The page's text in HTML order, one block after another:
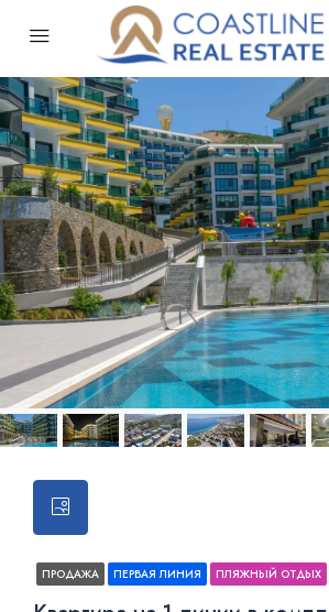
ПРОДАЖА ПЕРВАЯ ЛИНИЯ ПЛЯЖНЫЙ ОТДЫХ